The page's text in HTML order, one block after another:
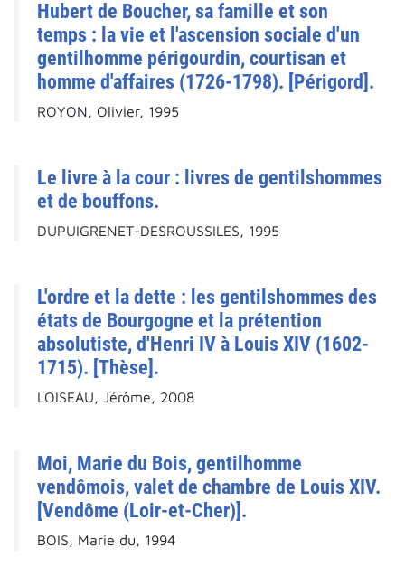
Hubert de Boucher, sa famille et son
temps : la vie et l'ascension sociale d'un
gentilhomme périgourdin, courtisan et
homme d'affaires (1726-1798). [Périgord].
ROYON, Olivier, 1995
Le livre à la cour : livres de gentilshommes
et de bouffons.
DUPUIGRENET-DESROUSSILES, 1995
L'ordre et la dette : les gentilshommes des
états de Bourgogne et la prétention
absolutiste, d'Henri IV à Louis XIV (1602-
1715). [Thèse].
LOISEAU, Jérôme, 2008
Moi, Marie du Bois, gentilhomme
vendômois, valet de chambre de Louis XIV.
[Vendôme (Loir-et-Cher)].
BOIS, Marie du, 1994